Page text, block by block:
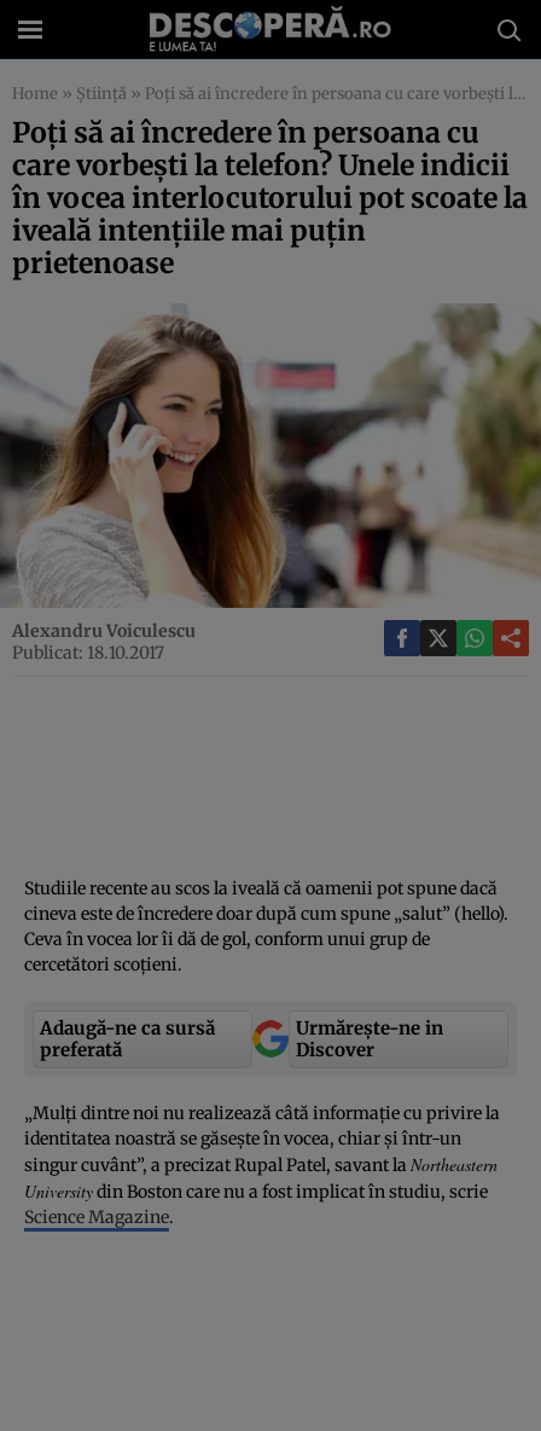
Home » Știință » Poţi să ai încredere în persoana cu care vorbeşti la telefon? Unele indicii în vocea interlocutorului pot scoate la iveală intenţiile mai puţin prietenoase
Poţi să ai încredere în persoana cu
care vorbeşti la telefon? Unele indicii
în vocea interlocutorului pot scoate la
iveală intenţiile mai puţin
prietenoase
Alexandru Voiculescu
Publicat: 18.10.2017
Studiile recente au scos la iveală că oamenii pot spune dacă
cineva este de încredere doar după cum spune „salut” (hello).
Ceva în vocea lor îi dă de gol, conform unui grup de
cercetători scoţieni.
Adaugă-ne ca sursă
preferată
Urmărește-ne in
Discover
„Mulţi dintre noi nu realizează câtă informaţie cu privire la
identitatea noastră se găseşte în vocea, chiar şi într-un
singur cuvânt”, a precizat Rupal Patel, savant la Northeastern
Universitydin Boston care nu a fost implicat în studiu, scrie
Science Magazine.